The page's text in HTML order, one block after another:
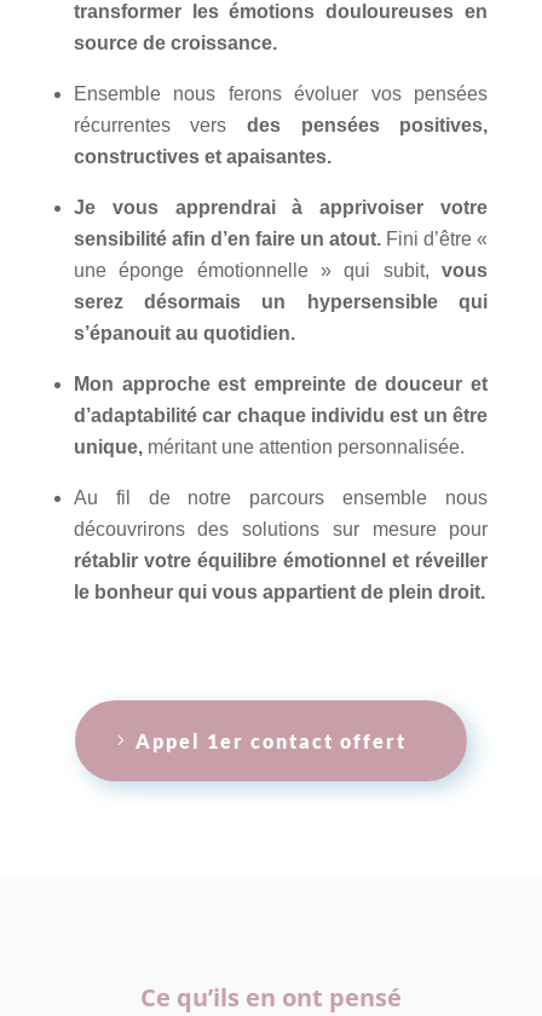
transformer les émotions douloureuses en
source de croissance.
Ensemble nous ferons évoluer vos pensées
récurrentes vers des pensées positives,
constructives et apaisantes.
Je vous apprendrai à apprivoiser votre
sensibilité afin d’en faire un atout. Fini d’être «
une éponge émotionnelle » qui subit,vous
serez désormais un hypersensible qui
s’épanouit au quotidien.
Mon approche est empreinte de douceur et
d’adaptabilité car chaque individu est un être
unique,méritant une attention personnalisée.
Au fil de notre parcours ensemble nous
découvrirons des solutions sur mesure pour
rétablir votre équilibre émotionnel et réveiller
le bonheur qui vous appartient de plein droit.
Appel 1er contact offert
Ce qu’ils en ont pensé